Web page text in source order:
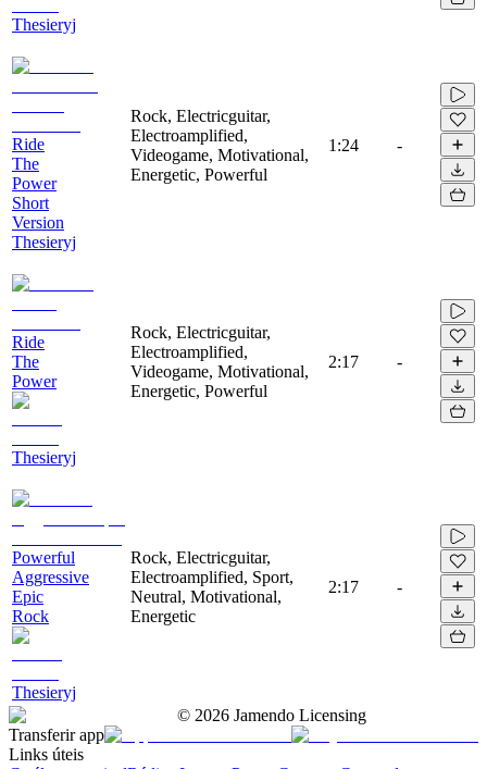
Thesieryj
Ride
The
Power
Short
Version
Thesieryj
Rock, Electricguitar,
Electroamplified,
Videogame, Motivational,
Energetic, Powerful
1:24 -
Ride
The
Power
Thesieryj
Rock, Electricguitar,
Electroamplified,
Videogame, Motivational,
Energetic, Powerful
2:17 -
Powerful
Aggressive
Epic
Rock
Thesieryj
Rock, Electricguitar,
Electroamplified, Sport,
Neutral, Motivational,
Energetic
2:17 -
© 2026 Jamendo Licensing
Transferir app
Links úteis